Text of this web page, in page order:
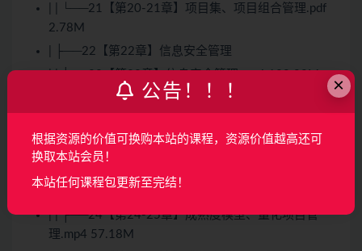
| | └──21【第20-21章】项目集、项目组合管理.pdf
2.78M
| ├──22【第22章】信息安全管理
| | └──22【第22章】信息安全管理.pdf 2.72M
| | ├──23【第23章】综合测试管理.mp4 149.33M
| ├──24【第24-25章】成熟度模型、量化项目管理
| | ├──24【第24-25章】成熟度模型、量化项目管
理.mp4 57.18M
×
公告！！！
根据资源的价值可换购本站的课程，资源价值越高还可
换取本站会员！
本站任何课程包更新至完结！